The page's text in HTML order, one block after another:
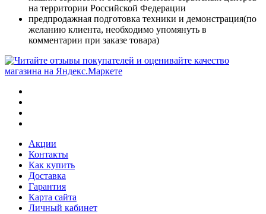
на территории Российской Федерации
предпродажная подготовка техники и демонстрация(по
желанию клиента, необходимо упомянуть в
комментарии при заказе товара)
Акции
Контакты
Как купить
Доставка
Гарантия
Карта сайта
Личный кабинет